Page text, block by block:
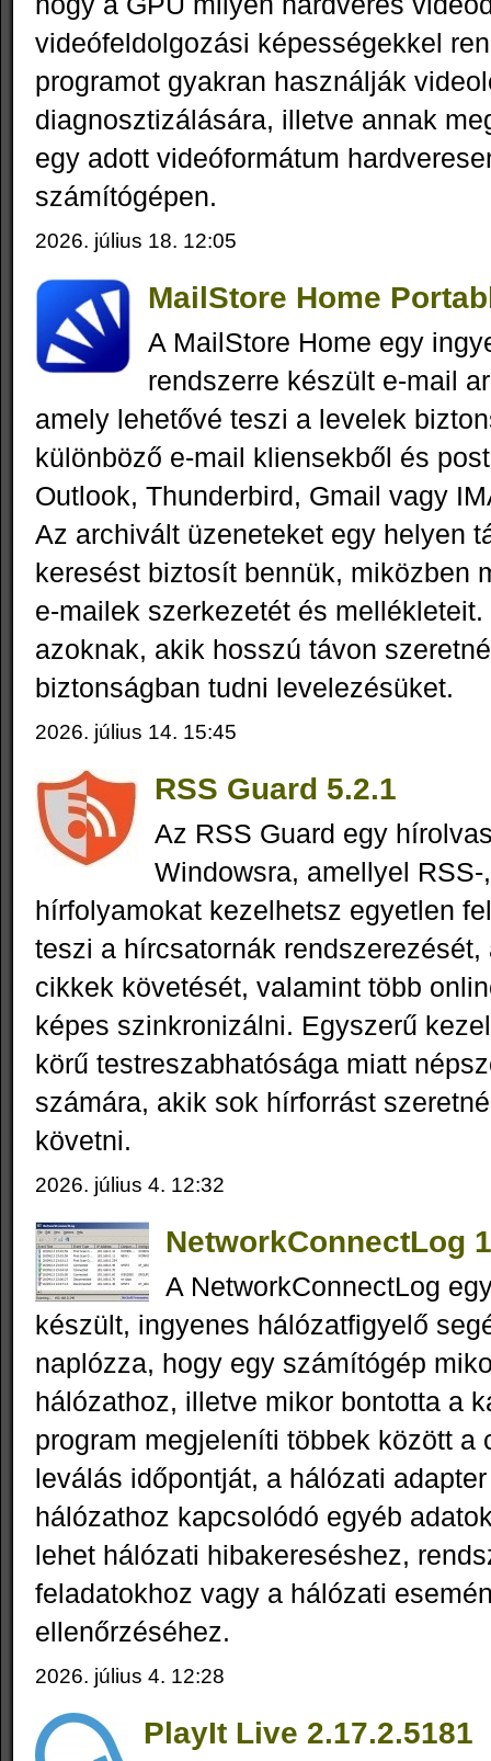
videófeldolgozási képességekkel
programot gyakran használják
diagnosztizálására, illetve annak
egy adott videóformátum
számítógépen.
2026. július 18. 12:05
MailStore Home
A MailStore Home egy
rendszerre készült e-mail
amely lehetővé teszi a levelek
különböző e-mail kliensekből és
Outlook, Thunderbird, Gmail vagy
Az archivált üzeneteket egy helyen
keresést biztosít bennük, miközben
e-mailek szerkezetét és
azoknak, akik hosszú távon
biztonságban tudni levelezésüket.
2026. július 14. 15:45
RSS Guard 5.2.1
Az RSS Guard egy
Windowsra, amellyel
hírfolyamokat kezelhetsz egyetlen
teszi a hírcsatornák rendszerezését,
cikkek követését, valamint több
képes szinkronizálni. Egyszerű
körű testreszabhatósága miatt
számára, akik sok hírforrást
követni.
2026. július 4. 12:32
NetworkConnectLog
A NetworkConnectLog
készült, ingyenes hálózatfigyelő
naplózza, hogy egy számítógép
hálózathoz, illetve mikor bontotta a
program megjeleníti többek között a
leválás időpontját, a hálózati
hálózathoz kapcsolódó egyéb
lehet hálózati hibakereséshez,
feladatokhoz vagy a hálózati
ellenőrzéséhez.
2026. július 4. 12:28
PlayIt Live 2.17.2.5181